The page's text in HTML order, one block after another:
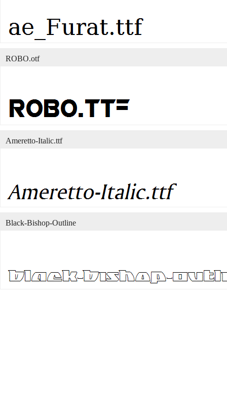
ROBO.otf
Ameretto-Italic.ttf
Black-Bishop-Outline